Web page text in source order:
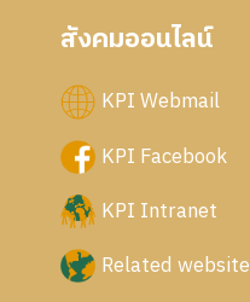
สังคมออนไลน์
KPI Webmail
KPI Facebook
KPI Intranet
Related website